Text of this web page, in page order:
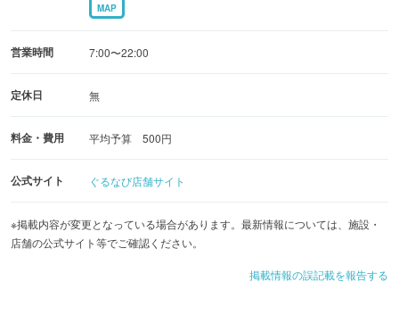
MAP
営業時間 7:00〜22:00
定休日 無
料金・費用 平均予算 500円
公式サイト ぐるなび店舗サイト
※掲載内容が変更となっている場合があります。最新情報については、施設・
店舗の公式サイト等でご確認ください。
掲載情報の誤記載を報告する